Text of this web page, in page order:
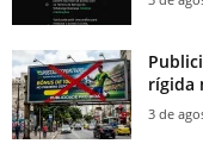
rígida
3 de